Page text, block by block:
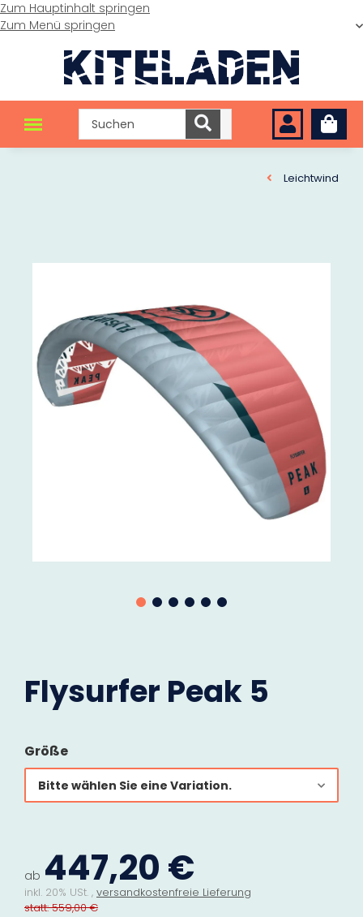
Zum Hauptinhalt springen
Zum Menü springen
Leichtwind
Flysurfer Peak 5
Größe
Bitte wählen Sie eine Variation.
ab 447,20 €
inkl. 20% USt. , versandkostenfreie Lieferung
statt: 559,00 €